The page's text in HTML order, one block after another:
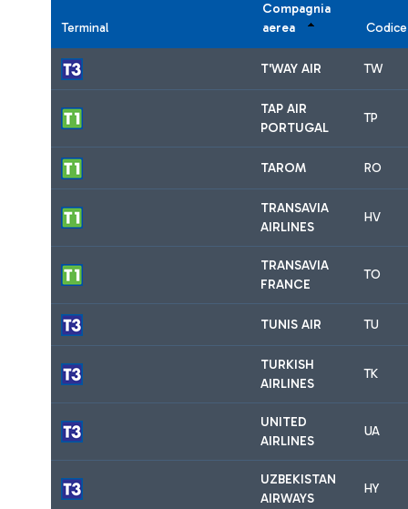
Terminal
Compagnia
aerea
Codice
T'WAY AIR TW
TAP AIR
PORTUGAL
TP
TAROM RO
TRANSAVIA
AIRLINES
HV
TRANSAVIA
FRANCE
TO
TUNIS AIR TU
TURKISH
AIRLINES
TK
UNITED
AIRLINES
UA
UZBEKISTAN
AIRWAYS
HY